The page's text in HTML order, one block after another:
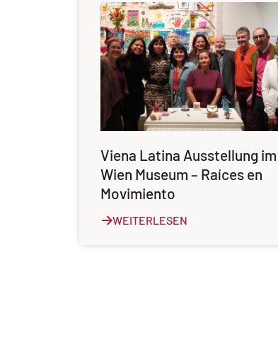
Viena Latina Ausstellung im
Wien Museum – Raíces en
Movimiento
WEITERLESEN